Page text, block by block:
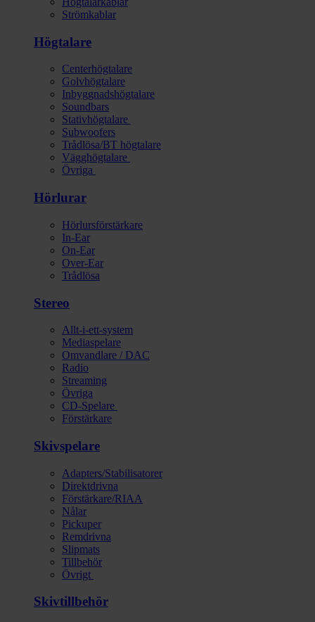
Strömkablar
Högtalare
Centerhögtalare
Golvhögtalare
Inbyggnadshögtalare
Soundbars
Stativhögtalare
Subwoofers
Trådlösa/BT högtalare
Vägghögtalare
Övriga
Hörlurar
Hörlursförstärkare
In-Ear
On-Ear
Over-Ear
Trådlösa
Stereo
Allt-i-ett-system
Mediaspelare
Omvandlare / DAC
Radio
Streaming
Övriga
CD-Spelare
Förstärkare
Skivspelare
Adapters/Stabilisatorer
Direktdrivna
Förstärkare/RIAA
Nålar
Pickuper
Remdrivna
Slipmats
Tillbehör
Övrigt
Skivtillbehör